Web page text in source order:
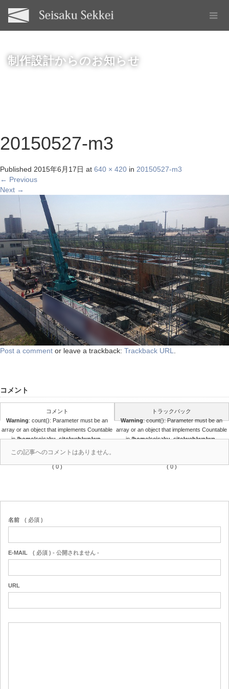
制作設計からのお知らせ
20150527-m3
Published 2015年6月17日 at 640 × 420 in 20150527-m3
← Previous
Next →
Post a comment or leave a trackback: Trackback URL
コメント
コメント
Warning: count(): Parameter must be an
array or an object that implements Countable
in/home/seisaku_site/web/wp/wp-
content/themes/seisaku/comments.php
36
( 0 )
トラックバック
Warning: count(): Parameter must be an
array or an object that implements Countable
in/home/seisaku_site/web/wp/wp-
( 0 )
この記事へのコメントはありません。
名前 ( 必須 )
E-MAIL ( 必須 ) - 公開されません -
URL